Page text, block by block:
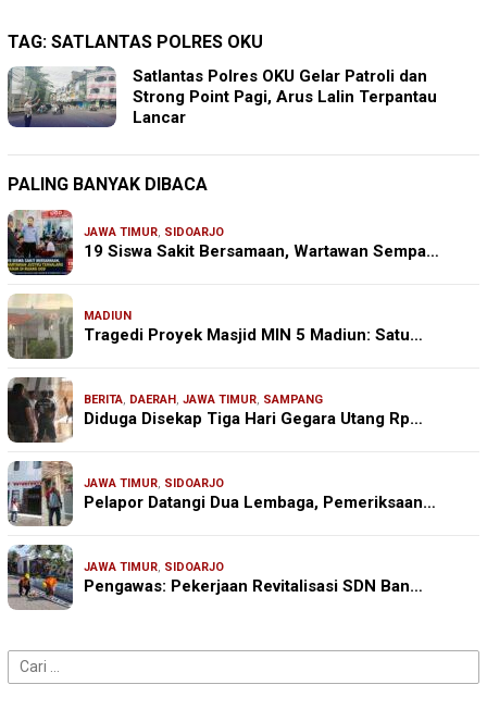
TAG: SATLANTAS POLRES OKU
Satlantas Polres OKU Gelar Patroli dan
Strong Point Pagi, Arus Lalin Terpantau
Lancar
PALING BANYAK DIBACA
JAWA TIMUR, SIDOARJO
19 Siswa Sakit Bersamaan, Wartawan Sempa…
MADIUN
Tragedi Proyek Masjid MIN 5 Madiun: Satu…
BERITA, DAERAH, JAWA TIMUR, SAMPANG
Diduga Disekap Tiga Hari Gegara Utang Rp…
JAWA TIMUR, SIDOARJO
Pelapor Datangi Dua Lembaga, Pemeriksaan…
JAWA TIMUR, SIDOARJO
Pengawas: Pekerjaan Revitalisasi SDN Ban…
Cari
untuk: